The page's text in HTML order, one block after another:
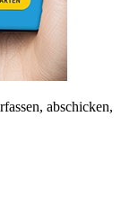
abschicken,